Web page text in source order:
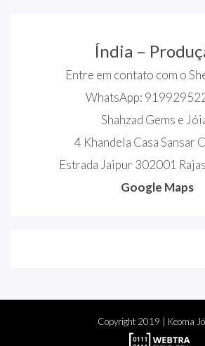
Índia –
Entre em contato com o
WhatsApp:
Shahzad Gems e
4 Khandela Casa Sansar
Estrada Jaipur 302001
Google Maps
Copyright 2019 | Keoma